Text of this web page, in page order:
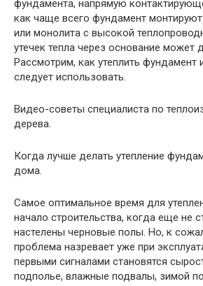
фундамента, напрямую
как чаще всего фундамент
или монолита с высокой
утечек тепла через основание может
Рассмотрим, как утеплить фундамент
следует использовать.
Видео-советы специалиста по
дерева.
Когда лучше делать утепление
дома.
Самое оптимальное время для
начало строительства, когда еще не
настелены черновые полы. Но, к
проблема назревает уже при
первыми сигналами становятся
подполье, влажные подвалы, зимой